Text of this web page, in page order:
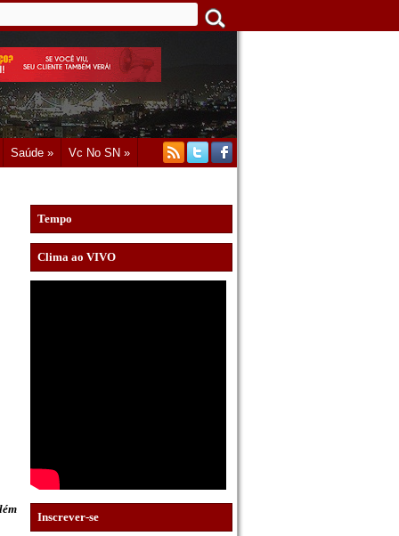
Saúde » Vc No SN »
Tempo
Clima ao VIVO
Inscrever-se